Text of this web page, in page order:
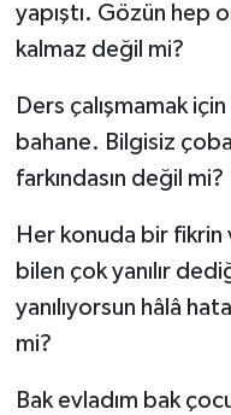
yapıştı. Gözün hep
kalmaz değil mi?
Ders çalışmamak
bahane. Bilgisiz
farkındasın değil mi?
Her konuda bir
bilen çok yanılır
yanılıyorsun hâlâ
mi?
Bak evladım bak